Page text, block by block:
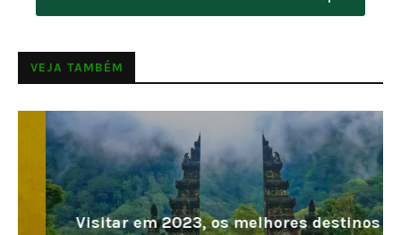
VEJA TAMBÉM
Visitar em 2023, os melhores destinos